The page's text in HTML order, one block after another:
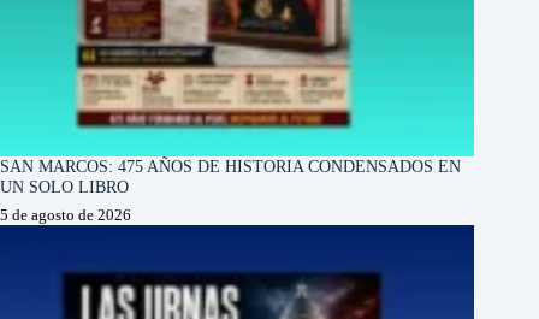
SAN MARCOS: 475 AÑOS DE HISTORIA CONDENSADOS EN
UN SOLO LIBRO
5 de agosto de 2026